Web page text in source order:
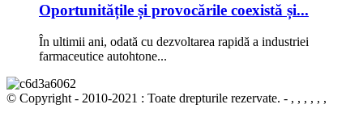
Oportunitățile și provocările coexistă și...
În ultimii ani, odată cu dezvoltarea rapidă a industriei
farmaceutice autohtone...
© Copyright - 2010-2021 : Toate drepturile rezervate. - , , , , , ,